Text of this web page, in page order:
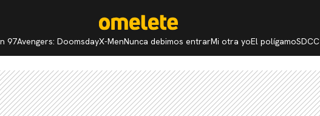
97Avengers: DoomsdayX-MenNunca debimos entrarMi otra yoEl polígamoSDCC